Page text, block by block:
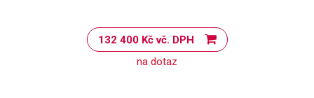
132 400 Kč vč. DPH
na dotaz